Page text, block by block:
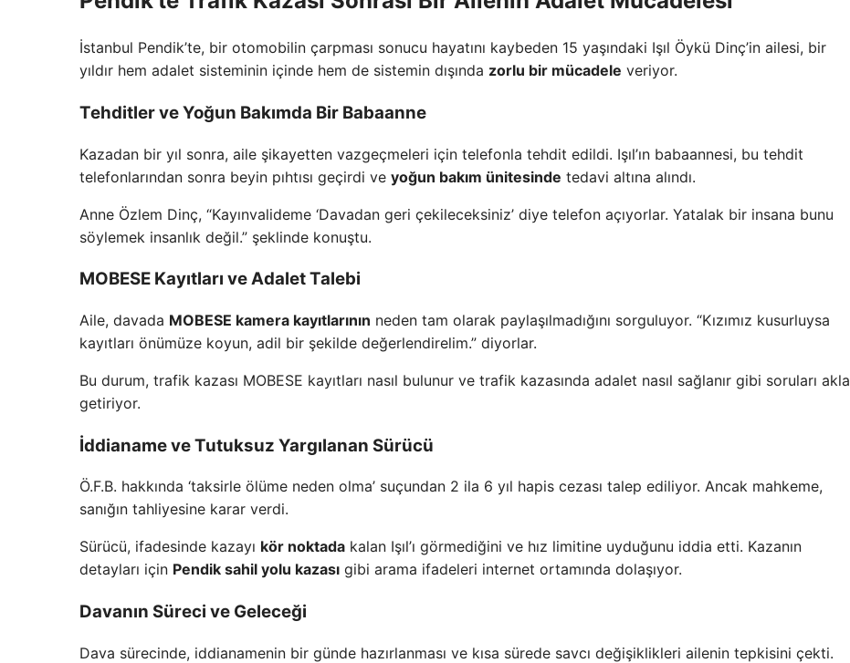
İstanbul Pendik’te, bir otomobilin çarpması sonucu hayatını kaybeden 15 yaşındaki Işıl Öykü Dinç’in ailesi, bir
yıldır hem adalet sisteminin içinde hem de sistemin dışında zorlu bir mücadele veriyor.
Tehditler ve Yoğun Bakımda Bir Babaanne
Kazadan bir yıl sonra, aile şikayetten vazgeçmeleri için telefonla tehdit edildi. Işıl’ın babaannesi, bu tehdit
telefonlarından sonra beyin pıhtısı geçirdi ve yoğun bakım ünitesinde tedavi altına alındı.
Anne Özlem Dinç, “Kayınvalideme ‘Davadan geri çekileceksiniz’ diye telefon açıyorlar. Yatalak bir insana bunu
söylemek insanlık değil.” şeklinde konuştu.
MOBESE Kayıtları ve Adalet Talebi
Aile, davada MOBESE kamera kayıtlarının neden tam olarak paylaşılmadığını sorguluyor. “Kızımız kusurluysa
kayıtları önümüze koyun, adil bir şekilde değerlendirelim.” diyorlar.
Bu durum, trafik kazası MOBESE kayıtları nasıl bulunur ve trafik kazasında adalet nasıl sağlanır gibi soruları akla
getiriyor.
İddianame ve Tutuksuz Yargılanan Sürücü
Ö.F.B. hakkında ‘taksirle ölüme neden olma’ suçundan 2 ila 6 yıl hapis cezası talep ediliyor. Ancak mahkeme,
sanığın tahliyesine karar verdi.
Sürücü, ifadesinde kazayı kör noktada kalan Işıl’ı görmediğini ve hız limitine uyduğunu iddia etti. Kazanın
detayları için Pendik sahil yolu kazası gibi arama ifadeleri internet ortamında dolaşıyor.
Davanın Süreci ve Geleceği
Dava sürecinde, iddianamenin bir günde hazırlanması ve kısa sürede savcı değişiklikleri ailenin tepkisini çekti.